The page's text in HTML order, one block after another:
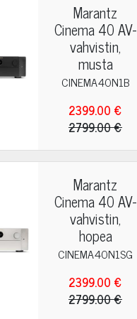
Marantz
Cinema 40 AV-
vahvistin,
musta
CINEMA40N1B
2399.00 €
2799.00 €
Marantz
Cinema 40 AV-
vahvistin,
hopea
CINEMA40N1SG
2399.00 €
2799.00 €